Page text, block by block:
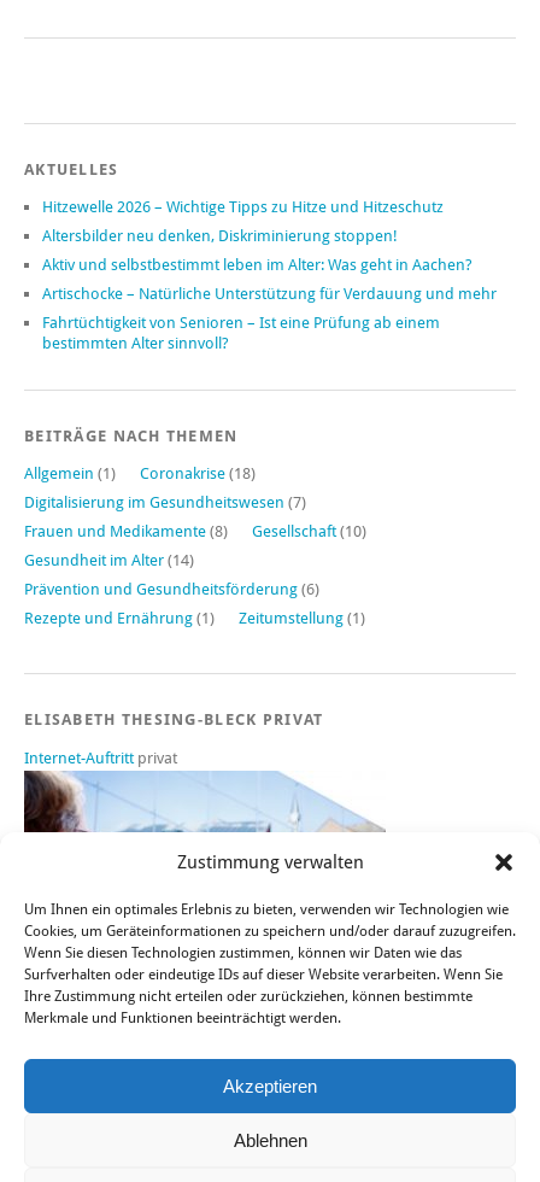
Zustimmung verwalten
Um Ihnen ein optimales Erlebnis zu bieten, verwenden wir Technologien wie
Cookies, um Geräteinformationen zu speichern und/oder darauf zuzugreifen.
Wenn Sie diesen Technologien zustimmen, können wir Daten wie das
Surfverhalten oder eindeutige IDs auf dieser Website verarbeiten. Wenn Sie
Ihre Zustimmung nicht erteilen oder zurückziehen, können bestimmte
Merkmale und Funktionen beeinträchtigt werden.
Akzeptieren
Ablehnen
AKTUELLES
Hitzewelle 2026 – Wichtige Tipps zu Hitze und Hitzeschutz
Altersbilder neu denken, Diskriminierung stoppen!
Aktiv und selbstbestimmt leben im Alter: Was geht in Aachen?
Artischocke – Natürliche Unterstützung für Verdauung und mehr
Fahrtüchtigkeit von Senioren – Ist eine Prüfung ab einem
bestimmten Alter sinnvoll?
BEITRÄGE NACH THEMEN
Allgemein (1) Coronakrise (18)
Digitalisierung im Gesundheitswesen (7)
Frauen und Medikamente (8) Gesellschaft (10)
Gesundheit im Alter (14)
Prävention und Gesundheitsförderung (6)
Rezepte und Ernährung (1) Zeitumstellung (1)
ELISABETH THESING-BLECK PRIVAT
Internet-Auftritt privat